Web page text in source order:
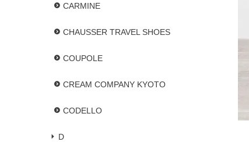
CARMINE
CHAUSSER TRAVEL SHOES
COUPOLE
CREAM COMPANY KYOTO
CODELLO
D